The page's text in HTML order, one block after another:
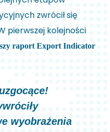
zwrócił się
pierwszej kolejności
raport Export Indicator
wyobrażenia